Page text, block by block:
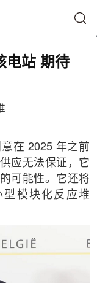
电站 期待
在 2025 年之前
应无法保证，它
可能性。它还将
模块化反应堆